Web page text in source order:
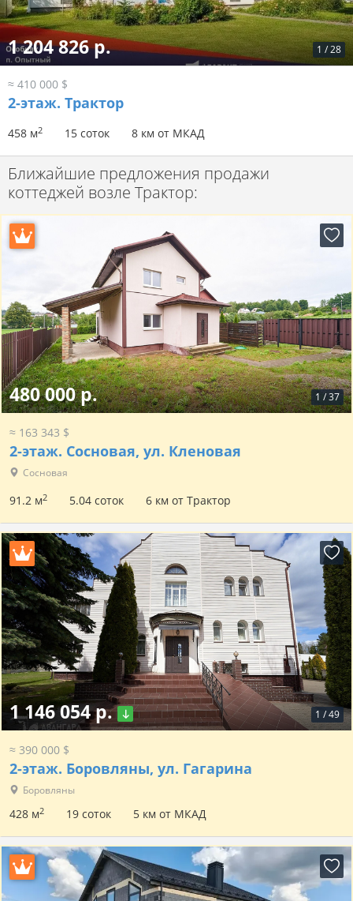
1 /28
1 204 826 р.
≈ 410 000 $
2-этаж. Трактор
458 м2 15 соток 8 км от МКАД
Ближайшие предложения продажи
коттеджей возле Трактор:
1 /37
480 000 р.
≈ 163 343 $
2-этаж. Сосновая, ул. Кленовая
Сосновая
91.2 м2 5.04 соток 6 км от Трактор
1 /49
1 146 054 р.
≈ 390 000 $
2-этаж. Боровляны, ул. Гагарина
Боровляны
428 м2 19 соток 5 км от МКАД